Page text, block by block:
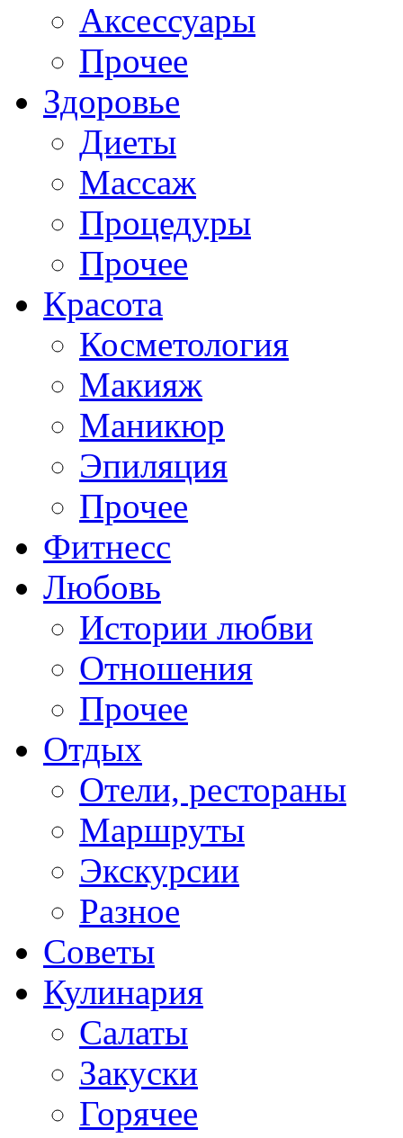
Аксессуары
Прочее
Здоровье
Диеты
Массаж
Процедуры
Прочее
Красота
Косметология
Макияж
Маникюр
Эпиляция
Прочее
Фитнесс
Любовь
Истории любви
Отношения
Прочее
Отдых
Отели, рестораны
Маршруты
Экскурсии
Разное
Советы
Кулинария
Салаты
Закуски
Горячее